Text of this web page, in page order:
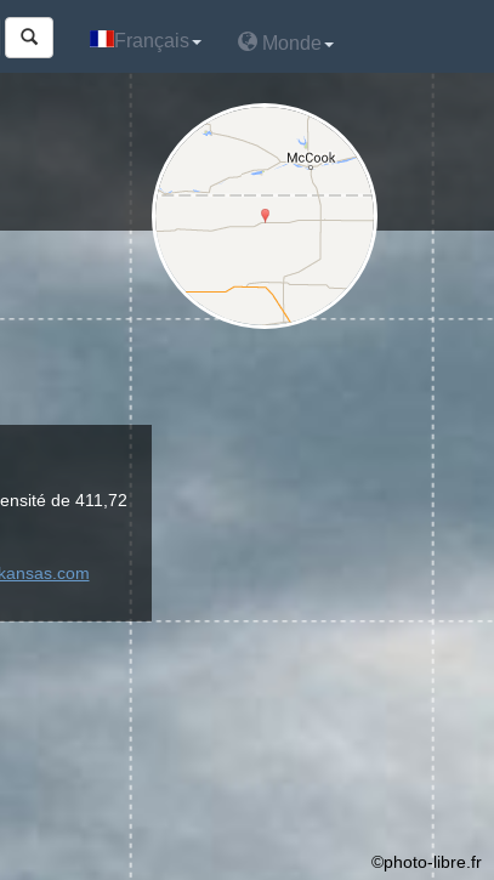
Français Monde
de 411,72
©photo-libre.fr
Français Monde